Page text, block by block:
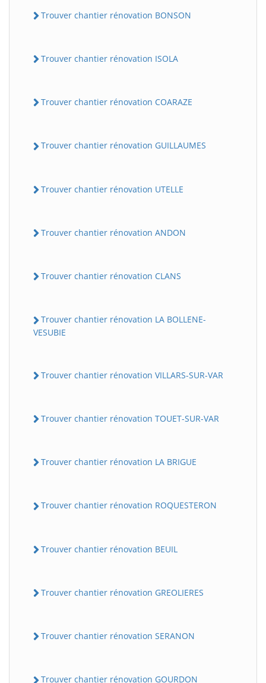
Trouver chantier rénovation BONSON
Trouver chantier rénovation ISOLA
Trouver chantier rénovation COARAZE
Trouver chantier rénovation GUILLAUMES
Trouver chantier rénovation UTELLE
Trouver chantier rénovation ANDON
Trouver chantier rénovation CLANS
Trouver chantier rénovation LA BOLLENE-
VESUBIE
Trouver chantier rénovation VILLARS-SUR-VAR
Trouver chantier rénovation TOUET-SUR-VAR
Trouver chantier rénovation LA BRIGUE
Trouver chantier rénovation ROQUESTERON
Trouver chantier rénovation BEUIL
Trouver chantier rénovation GREOLIERES
Trouver chantier rénovation SERANON
Trouver chantier rénovation GOURDON
BatiWebPro